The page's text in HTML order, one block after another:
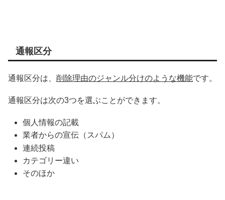
通報区分
通報区分は、 削除理由のジャンル分けのような機能です。
通報区分は次の3つを選ぶことができます。
個人情報の記載
業者からの宣伝（スパム）
連続投稿
カテゴリー違い
そのほか